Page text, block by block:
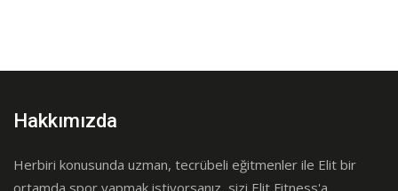
Hakkımızda
Herbiri konusunda uzman, tecrübeli eğitmenler ile Elit bir
ortamda spor yapmak istiyorsanız, sizi Elit Fitness'a